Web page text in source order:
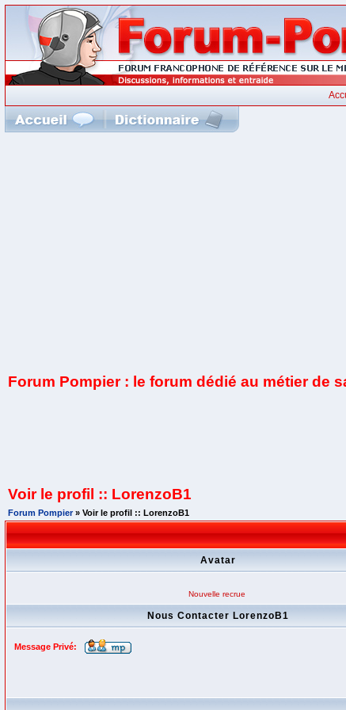
Forum Pompier : le forum dédié au métier de
Voir le profil :: LorenzoB1
Forum Pompier» Voir le profil :: LorenzoB1
Avatar
Nouvelle recrue
Nous Contacter LorenzoB1
Message Privé: